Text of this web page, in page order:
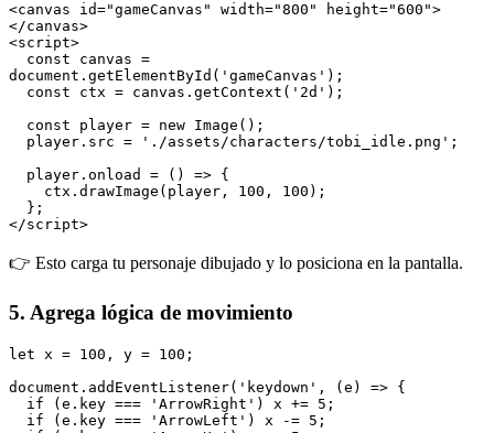
<canvas id="gameCanvas" width="800" height="600">
</canvas>
<script>
document.getElementById('gameCanvas');
</script>
👉 Esto carga tu personaje dibujado y lo posiciona en la pantalla.
5. Agrega lógica de movimiento
let x = 100, y = 100;
document.addEventListener('keydown', (e) => {